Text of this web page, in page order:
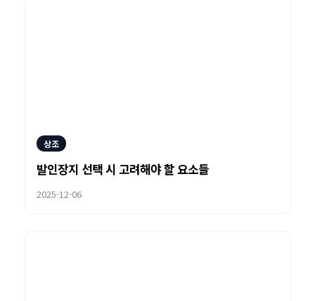
상조
발인장지 선택 시 고려해야 할 요소들
2025-12-06